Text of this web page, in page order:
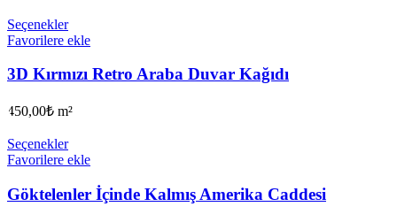
Seçenekler
Favorilere ekle
3D Kırmızı Retro Araba Duvar Kağıdı
450,00₺ m²
Seçenekler
Favorilere ekle
Göktelenler İçinde Kalmış Amerika Caddesi